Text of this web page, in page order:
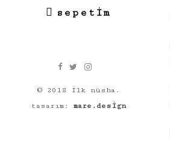
sepetim
© 2018 ilk nüsha.
tasarım: mare.design